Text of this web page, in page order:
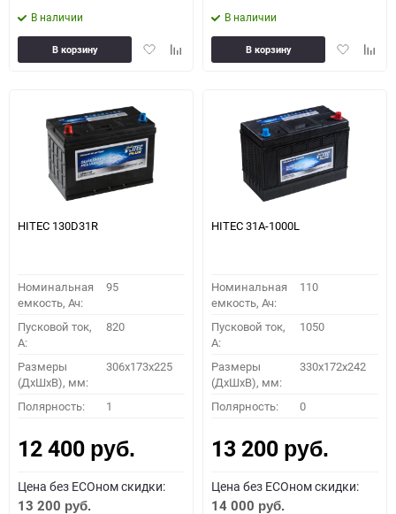
В наличии
ДобавитьДобавить
В корзину
В наличии
Добавить
В корзину
HITEC 130D31R
Номинальная
емкость, Ач:
95
Пусковой ток,
A:
820
Размеры
(ДхШхВ), мм:
306x173x225
Полярность: 1
12 400 руб.
Цена без ECOном скидки:
13 200 руб.
HITEC 31A-1000L
Номинальная
емкость, Ач:
110
Пусковой ток,
A:
1050
Размеры
(ДхШхВ), мм:
330x172x242
Полярность: 0
13 200 руб.
Цена без ECOном скидки:
14 000 руб.